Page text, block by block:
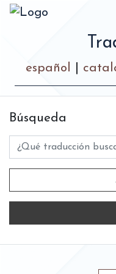
español
Búsqueda
Título